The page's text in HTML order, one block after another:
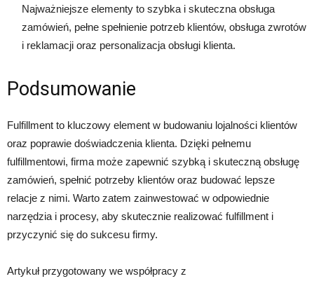
Najważniejsze elementy to szybka i skuteczna obsługa
zamówień, pełne spełnienie potrzeb klientów, obsługa zwrotów
i reklamacji oraz personalizacja obsługi klienta.
Podsumowanie
Fulfillment to kluczowy element w budowaniu lojalności klientów
oraz poprawie doświadczenia klienta. Dzięki pełnemu
fulfillmentowi, firma może zapewnić szybką i skuteczną obsługę
zamówień, spełnić potrzeby klientów oraz budować lepsze
relacje z nimi. Warto zatem zainwestować w odpowiednie
narzędzia i procesy, aby skutecznie realizować fulfillment i
przyczynić się do sukcesu firmy.
Artykuł przygotowany we współpracy z